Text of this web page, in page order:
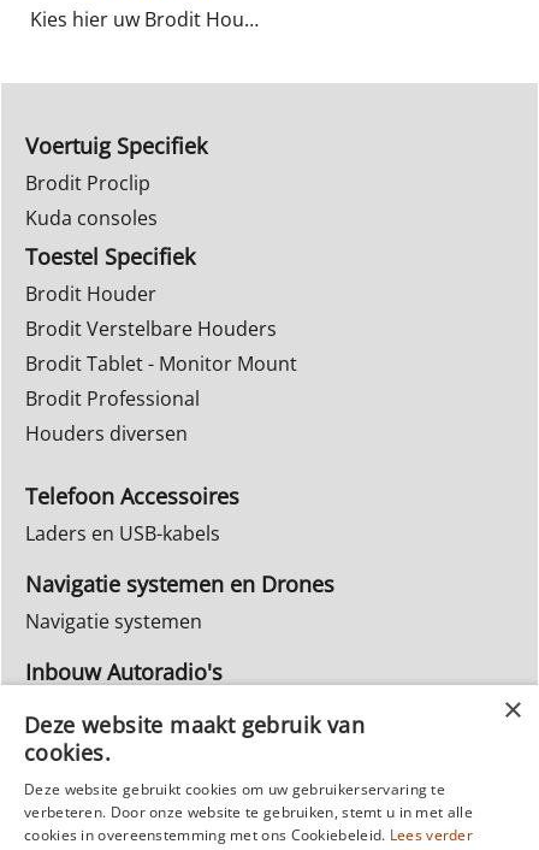
Kies hier uw Brodit Houder
Voertuig Specifiek
Brodit Proclip
Kuda consoles
Toestel Specifiek
Brodit Houder
Brodit Verstelbare Houders
Brodit Tablet - Monitor Mount
Brodit Professional
Houders diversen
Telefoon Accessoires
Laders en USB-kabels
Navigatie systemen en Drones
Navigatie systemen
Inbouw Autoradio's
Info Webwinkel
Ruilen & Retourneren
Privacy
Reparatie
Deze website maakt gebruik van
cookies.
Deze website gebruikt cookies om uw gebruikerservaring te
verbeteren. Door onze website te gebruiken, stemt u in met alle
cookies in overeenstemming met ons Cookiebeleid. Lees verder